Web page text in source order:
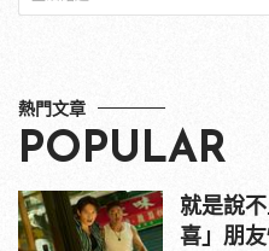
熱門文章
POPULAR
就是說
喜」朋